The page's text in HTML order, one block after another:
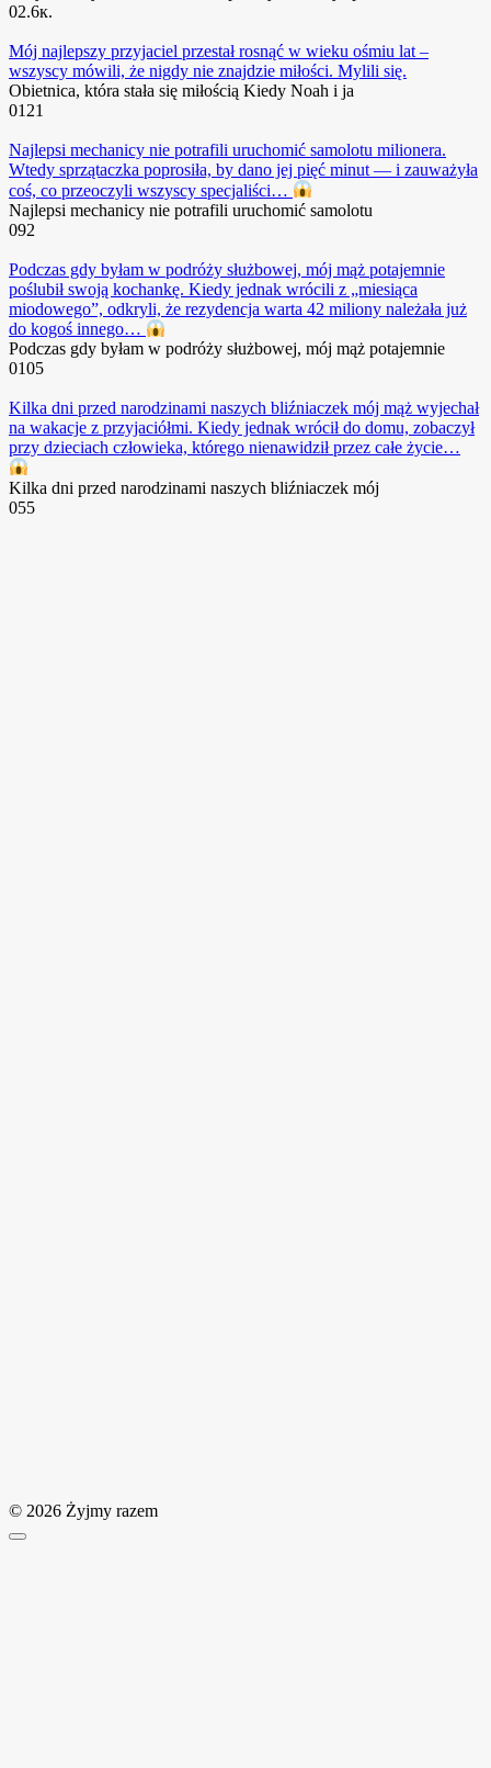
02.6к.
Mój najlepszy przyjaciel przestał rosnąć w wieku ośmiu lat –
wszyscy mówili, że nigdy nie znajdzie miłości. Mylili się.
Obietnica, która stała się miłością Kiedy Noah i ja
0121
Najlepsi mechanicy nie potrafili uruchomić samolotu milionera.
Wtedy sprzątaczka poprosiła, by dano jej pięć minut — i zauważyła
coś, co przeoczyli wszyscy specjaliści…
Najlepsi mechanicy nie potrafili uruchomić samolotu
092
Podczas gdy byłam w podróży służbowej, mój mąż potajemnie
poślubił swoją kochankę. Kiedy jednak wrócili z „miesiąca
miodowego”, odkryli, że rezydencja warta 42 miliony należała już
do kogoś innego…
Podczas gdy byłam w podróży służbowej, mój mąż potajemnie
0105
Kilka dni przed narodzinami naszych bliźniaczek mój mąż wyjechał
na wakacje z przyjaciółmi. Kiedy jednak wrócił do domu, zobaczył
przy dzieciach człowieka, którego nienawidził przez całe życie…
Kilka dni przed narodzinami naszych bliźniaczek mój
055
© 2026 Żyjmy razem